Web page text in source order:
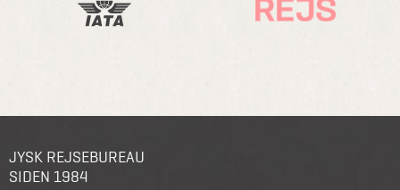
JYSK REJSEBUREAU
SIDEN 1984